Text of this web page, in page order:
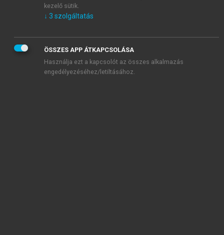
KIPRÓBÁLOM
kezelő sütik.
↓ 3 szolgáltatás
ÖSSZES APP ÁTKAPCSOLÁSA
Használja ezt a kapcsolót az összes alkalmazás
engedélyezéséhez/letiltásához.